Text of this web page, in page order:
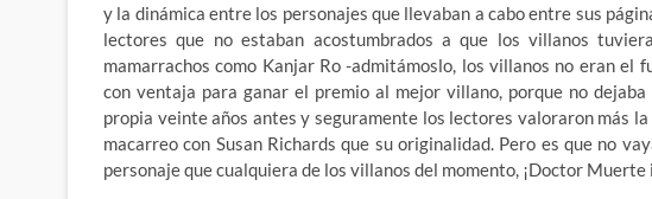
y la dinámica entre los personajes que llevaban a cabo entre sus
lectores que no estaban acostumbrados a que los villanos
mamarrachos como Kanjar Ro -admitámoslo, los villanos no eran el
con ventaja para ganar el premio al mejor villano, porque no
propia veinte años antes y seguramente los lectores valoraron más
macarreo con Susan Richards que su originalidad. Pero es que no
personaje que cualquiera de los villanos del momento, ¡Doctor Muerte